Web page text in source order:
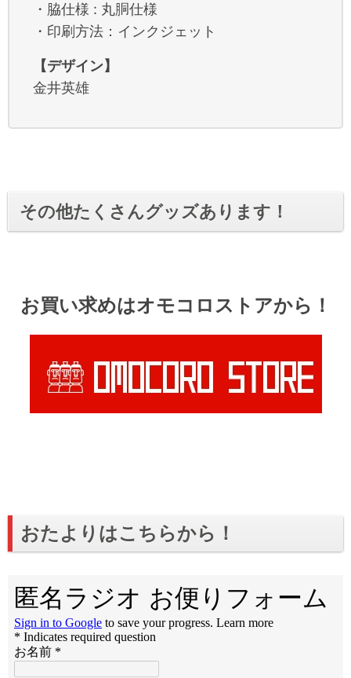
・脇仕様 : 丸胴仕様
・印刷方法：インクジェット
【デザイン】
金井英雄
その他たくさんグッズあります！
お買い求めはオモコロストアから！
おたよりはこちらから！